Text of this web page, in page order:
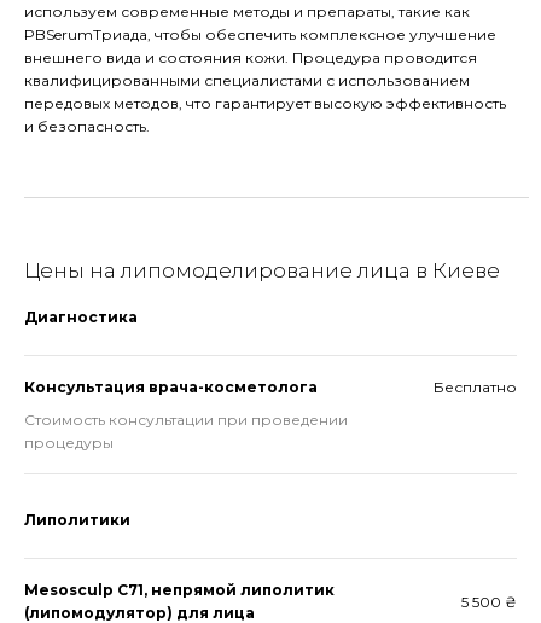
используем современные методы и препараты, такие как
PBSerumТриада, чтобы обеспечить комплексное улучшение
внешнего вида и состояния кожи. Процедура проводится
квалифицированными специалистами с использованием
передовых методов, что гарантирует высокую эффективность
и безопасность.
Цены на липомоделирование лица в Киеве
Диагностика
Консультация врача-косметолога
Бесплатно
Стоимость консультации при проведении
процедуры
Липолитики
Mesosculp C71, непрямой липолитик
(липомодулятор) для лица
5 500 ₴